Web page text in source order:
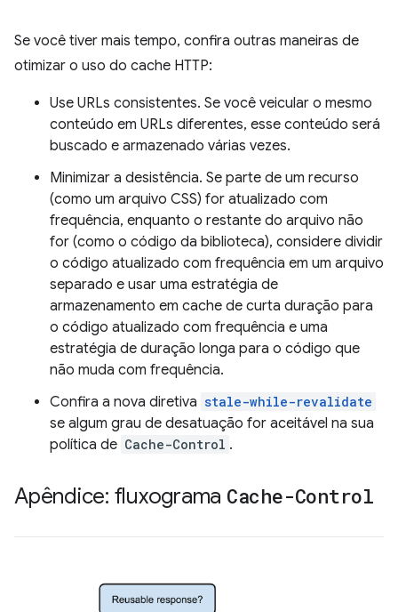
Se você tiver mais tempo, confira outras maneiras de
otimizar o uso do cache HTTP:
Use URLs consistentes. Se você veicular o mesmo
conteúdo em URLs diferentes, esse conteúdo será
buscado e armazenado várias vezes.
Minimizar a desistência. Se parte de um recurso
(como um arquivo CSS) for atualizado com
frequência, enquanto o restante do arquivo não
for (como o código da biblioteca), considere dividir
o código atualizado com frequência em um arquivo
separado e usar uma estratégia de
armazenamento em cache de curta duração para
o código atualizado com frequência e uma
estratégia de duração longa para o código que
não muda com frequência.
Confira a nova diretiva stale-while-revalidate
se algum grau de desatuação for aceitável na sua
política de Cache-Control .
Apêndice: fluxograma Cache-Control